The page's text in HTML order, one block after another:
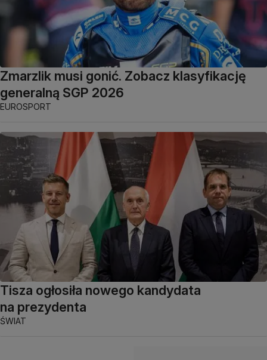
Zmarzlik musi gonić. Zobacz klasyfikację
generalną SGP 2026
EUROSPORT
Tisza ogłosiła nowego kandydata
na prezydenta
ŚWIAT